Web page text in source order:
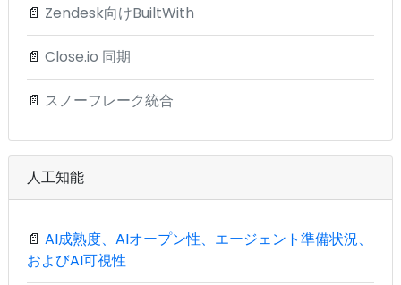
📄 Zendesk向けBuiltWith
📄 Close.io 同期
📄 スノーフレーク統合
人工知能
📄 AI成熟度、AIオープン性、エージェント準備状況、
およびAI可視性